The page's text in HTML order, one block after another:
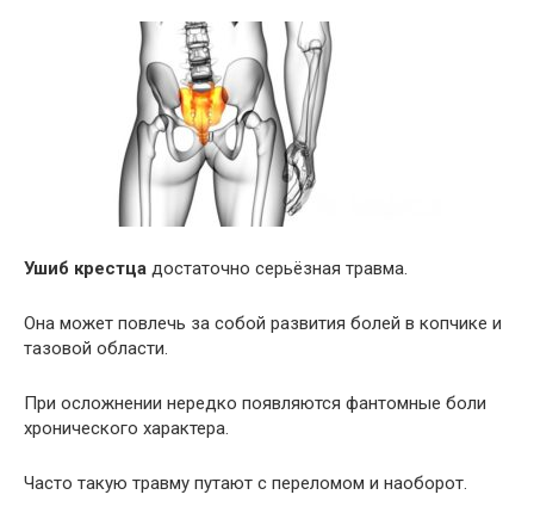
Ушиб крестца достаточно серьёзная травма.
Она может повлечь за собой развития болей в копчике и
тазовой области.
При осложнении нередко появляются фантомные боли
хронического характера.
Часто такую травму путают с переломом и наоборот.